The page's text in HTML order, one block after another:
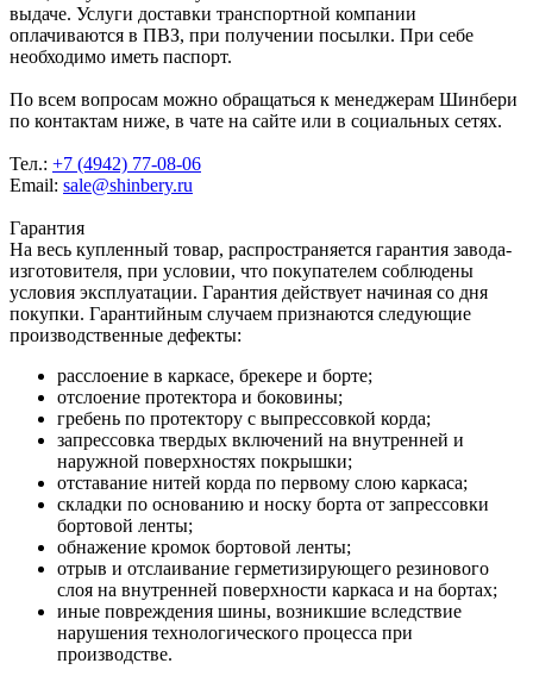
выдаче. Услуги доставки транспортной компании
оплачиваются в ПВЗ, при получении посылки. При себе
необходимо иметь паспорт.
По всем вопросам можно обращаться к менеджерам Шинбери
по контактам ниже, в чате на сайте или в социальных сетях.
Тел.: +7 (4942) 77-08-06
Email: sale@shinbery.ru
Гарантия
На весь купленный товар, распространяется гарантия завода-
изготовителя, при условии, что покупателем соблюдены
условия эксплуатации. Гарантия действует начиная со дня
покупки. Гарантийным случаем признаются следующие
производственные дефекты:
расслоение в каркасе, брекере и борте;
отслоение протектора и боковины;
гребень по протектору с выпрессовкой корда;
запрессовка твердых включений на внутренней и
наружной поверхностях покрышки;
отставание нитей корда по первому слою каркаса;
складки по основанию и носку борта от запрессовки
бортовой ленты;
обнажение кромок бортовой ленты;
отрыв и отслаивание герметизирующего резинового
слоя на внутренней поверхности каркаса и на бортах;
иные повреждения шины, возникшие вследствие
нарушения технологического процесса при
производстве.